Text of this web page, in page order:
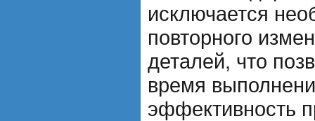
исключается
повторного
деталей, что
время
эффективность